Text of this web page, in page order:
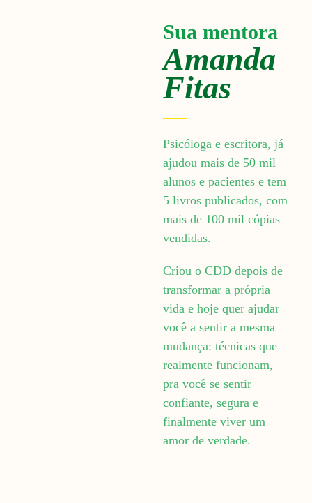
Sua mentora
Amanda
Fitas
Psicóloga e escritora, já
ajudou mais de 50 mil
alunos e pacientes e tem
5 livros publicados, com
mais de 100 mil cópias
vendidas.
Criou o CDD depois de
transformar a própria
vida e hoje quer ajudar
você a sentir a mesma
mudança: técnicas que
realmente funcionam,
pra você se sentir
confiante, segura e
finalmente viver um
amor de verdade.